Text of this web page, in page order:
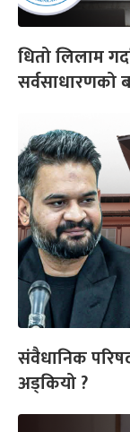
धितो लिलाम
सर्वसाधारणको
संवैधानिक
अड्कियो ?